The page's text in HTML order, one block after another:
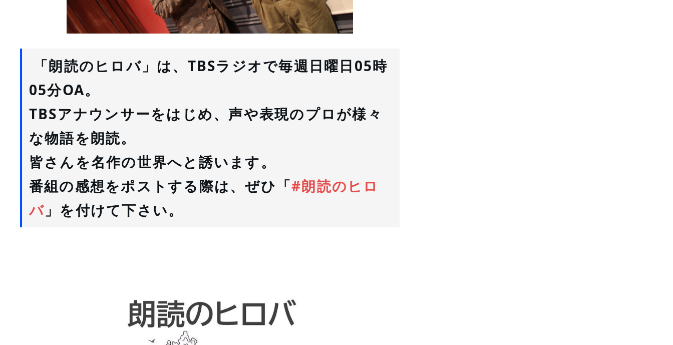
「朗読のヒロバ」は、TBSラジオで毎週日曜日05時
05分OA。
TBSアナウンサーをはじめ、声や表現のプロが様々
な物語を朗読。
皆さんを名作の世界へと誘います。
番組の感想をポストする際は、ぜひ「#朗読のヒロ
バ 」を付けて下さい。